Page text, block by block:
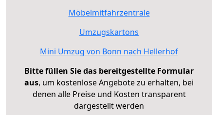
Möbelmitfahrzentrale
Umzugskartons
Mini Umzug von Bonn nach Hellerhof
Bitte füllen Sie das bereitgestellte Formular
aus, um kostenlose Angebote zu erhalten, bei
denen alle Preise und Kosten transparent
dargestellt werden